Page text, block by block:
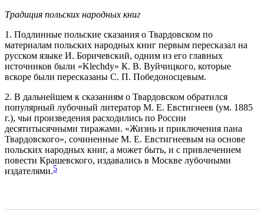
Традиция польских народных книг
1. Подлинные польские сказания о Твардовском по
материалам польских народных книг первым пересказал на
русском языке И. Боричевский, одним из его главных
источников были «Klechdy» К. В. Вуйчицкого, которые
вскоре были пересказаны С. П. Победоносцевым.
2. В дальнейшем к сказаниям о Твардовском обратился
популярный лубочный литератор М. Е. Евстигнеев (ум. 1885
г.), чьи произведения расходились по России
десятитысячными тиражами. «Жизнь и приключения пана
Твардовского», сочиненные М. Е. Евстигнеевым на основе
польских народных книг, а может быть, и с привлечением
повести Крашевского, издавались в Москве лубочными
издателями.5